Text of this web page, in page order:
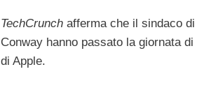
TechCrunch afferma che il sindaco
Conway hanno passato la giornata
di Apple.